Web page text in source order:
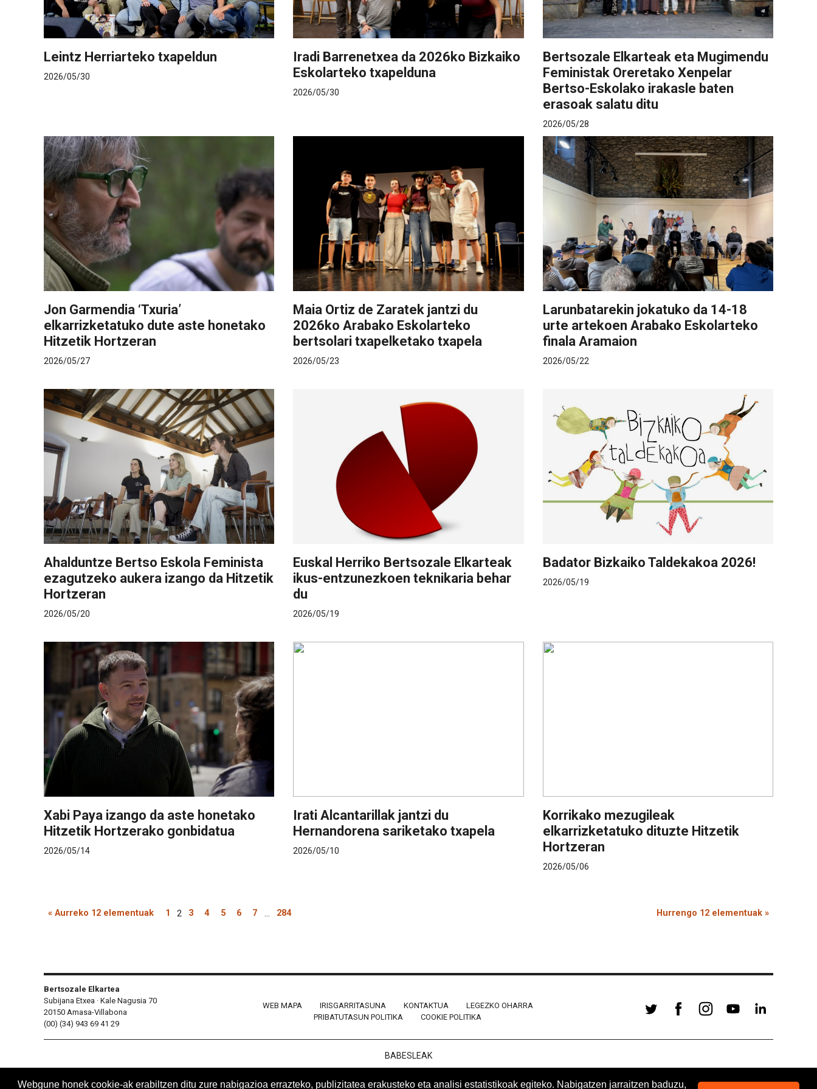
Webgune honek cookie-ak erabiltzen ditu zure nabigazioa errazteko, publizitatea erakusteko eta analisi estatistikoak egiteko. Nabigatzen jarraitzen baduzu,
Leintz Herriarteko txapeldun
2026/05/30
Iradi Barrenetxea da 2026ko Bizkaiko
Eskolarteko txapelduna
2026/05/30
Bertsozale Elkarteak eta Mugimendu
Feministak Oreretako Xenpelar
Bertso-Eskolako irakasle baten
erasoak salatu ditu
2026/05/28
Jon Garmendia ‘Txuria’
elkarrizketatuko dute aste honetako
Hitzetik Hortzeran
2026/05/27
Maia Ortiz de Zaratek jantzi du
2026ko Arabako Eskolarteko
bertsolari txapelketako txapela
2026/05/23
Larunbatarekin jokatuko da 14-18
urte artekoen Arabako Eskolarteko
finala Aramaion
2026/05/22
Ahalduntze Bertso Eskola Feminista
ezagutzeko aukera izango da Hitzetik
Hortzeran
2026/05/20
Euskal Herriko Bertsozale Elkarteak
ikus-entzunezkoen teknikaria behar
du
2026/05/19
Badator Bizkaiko Taldekakoa 2026!
2026/05/19
Xabi Paya izango da aste honetako
Hitzetik Hortzerako gonbidatua
2026/05/14
Irati Alcantarillak jantzi du
Hernandorena sariketako txapela
2026/05/10
Korrikako mezugileak
elkarrizketatuko dituzte Hitzetik
Hortzeran
2026/05/06
« Aurreko 12 elementuak Hurrengo 12 elementuak »
1 2 3 4 5 6 7 284
Bertsozale Elkartea
Subijana Etxea · Kale Nagusia 70
20150 Amasa-Villabona
(00) (34) 943 69 41 29
WEB MAPA IRISGARRITASUNA KONTAKTUA
LEGEZKO OHARRA
PRIBATUTASUN POLITIKA
COOKIE POLITIKA
BABESLEAK